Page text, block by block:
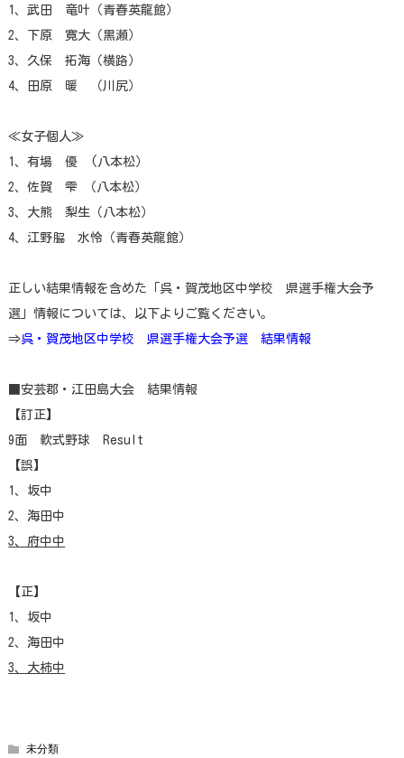
1、武田 竜叶（青春英龍館）
2、下原 寛大（黒瀬）
3、久保 拓海（横路）
4、田原 暖 （川尻）
≪女子個人≫
1、有場 優 (八本松）
2、佐賀 雫 （八本松）
3、大熊 梨生（八本松）
4、江野脇 水怜（青春英龍館）
正しい結果情報を含めた「呉・賀茂地区中学校 県選手権大会予
選」情報については、以下よりご覧ください。
⇒呉・賀茂地区中学校 県選手権大会予選 結果情報
■安芸郡・江田島大会 結果情報
【訂正】
9面 軟式野球 Result
【誤】
1、坂中
2、海田中
3、府中中
【正】
1、坂中
2、海田中
3、大柿中
未分類